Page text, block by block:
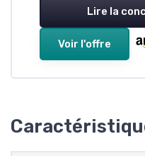
Lire la
Voir l'offre